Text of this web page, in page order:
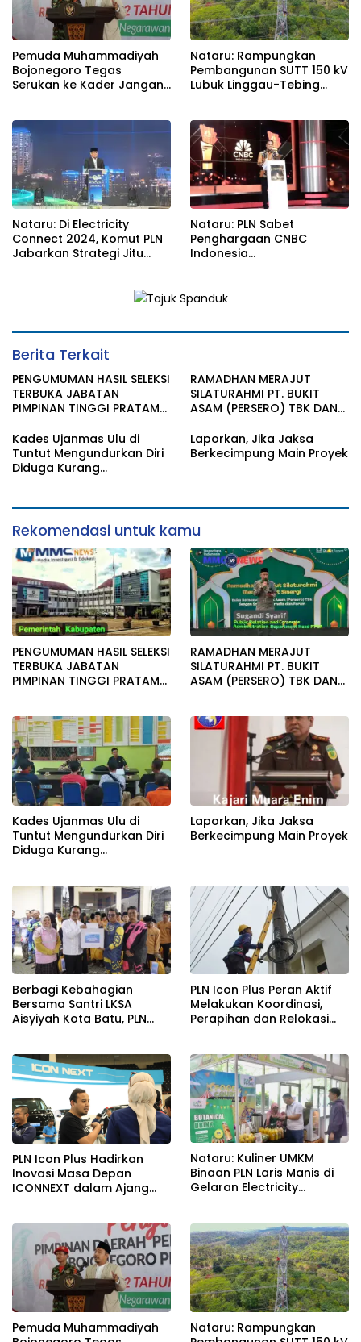
Pemuda Muhammadiyah
Bojonegoro Tegas
Serukan ke Kader Jangan
Nataru: Rampungkan
Pembangunan SUTT 150 kV
Lubuk Linggau-Tebing
Nataru: Di Electricity
Connect 2024, Komut PLN
Jabarkan Strategi Jitu
Nataru: PLN Sabet
Penghargaan CNBC
Indonesia
Berita Terkait
PENGUMUMAN HASIL SELEKSI
TERBUKA JABATAN
PIMPINAN TINGGI PRATAMA
RAMADHAN MERAJUT
SILATURAHMI PT. BUKIT
ASAM (PERSERO) TBK DAN
FORUM GELAR BUKA
BERSAMA
Kades Ujanmas Ulu di
Tuntut Mengundurkan Diri
Diduga Kurang
Laporkan, Jika Jaksa
Berkecimpung Main Proyek
Rekomendasi untuk kamu
PENGUMUMAN HASIL SELEKSI
TERBUKA JABATAN
PIMPINAN TINGGI PRATAMA
RAMADHAN MERAJUT
SILATURAHMI PT. BUKIT
ASAM (PERSERO) TBK DAN
BERSAMA
Kades Ujanmas Ulu di
Tuntut Mengundurkan Diri
Diduga Kurang
Laporkan, Jika Jaksa
Berkecimpung Main Proyek
Berbagi Kebahagian
Bersama Santri LKSA
Aisyiyah Kota Batu, PLN
PLN Icon Plus Peran Aktif
Melakukan Koordinasi,
Perapihan dan Relokasi
Keandalan Jaringan
PLN Icon Plus Hadirkan
Inovasi Masa Depan
ICONNEXT dalam Ajang
Nataru: Kuliner UMKM
Binaan PLN Laris Manis di
Gelaran Electricity
Pemuda Muhammadiyah
Nataru: Rampungkan